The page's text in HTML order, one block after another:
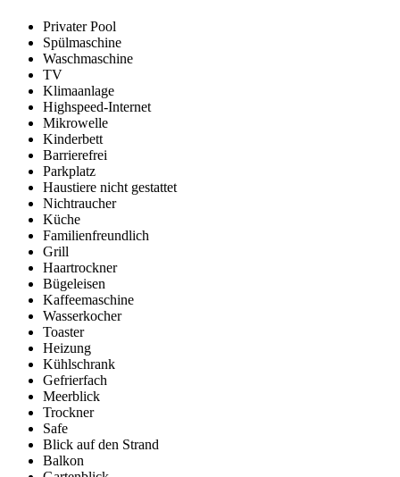
Privater Pool
Spülmaschine
Waschmaschine
TV
Klimaanlage
Highspeed-Internet
Mikrowelle
Kinderbett
Barrierefrei
Parkplatz
Haustiere nicht gestattet
Nichtraucher
Küche
Familienfreundlich
Grill
Haartrockner
Bügeleisen
Kaffeemaschine
Wasserkocher
Toaster
Heizung
Kühlschrank
Gefrierfach
Meerblick
Trockner
Safe
Blick auf den Strand
Balkon